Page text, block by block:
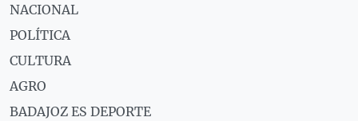
NACIONAL
POLÍTICA
CULTURA
AGRO
BADAJOZ ES DEPORTE